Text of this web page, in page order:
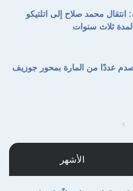
انتقال محمد صلاح إلى اتلتيكو
لمدة ثلاث سنوات
عددًا من المارة بمحور جوزيف
الصفحة
السابقة
الأشهر